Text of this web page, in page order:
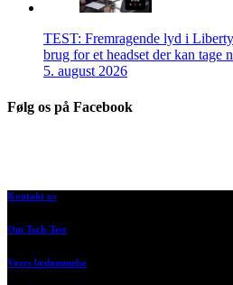
TEST: Fremragende lyd i
brug for et headset der kan tage
5. august 2026
Følg os på Facebook
Kontakt os
Om Tech-Test
Vores bedømmelse